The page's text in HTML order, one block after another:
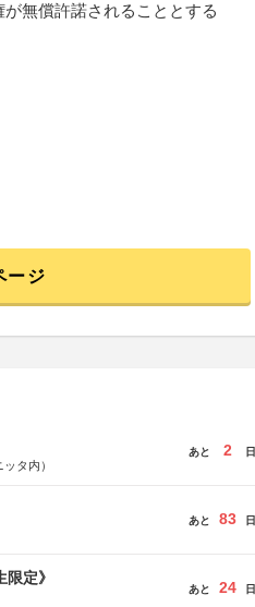
無償許諾されることとする
ージ
タ内）
あと 2 日
あと 83 日
定》
あと 24 日